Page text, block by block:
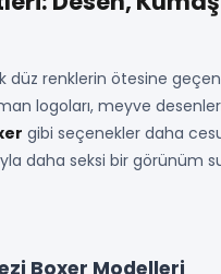
düz renklerin ötesine
logoları, meyve
gibi seçenekler daha
daha seksi bir görünüm
Boxer Modelleri